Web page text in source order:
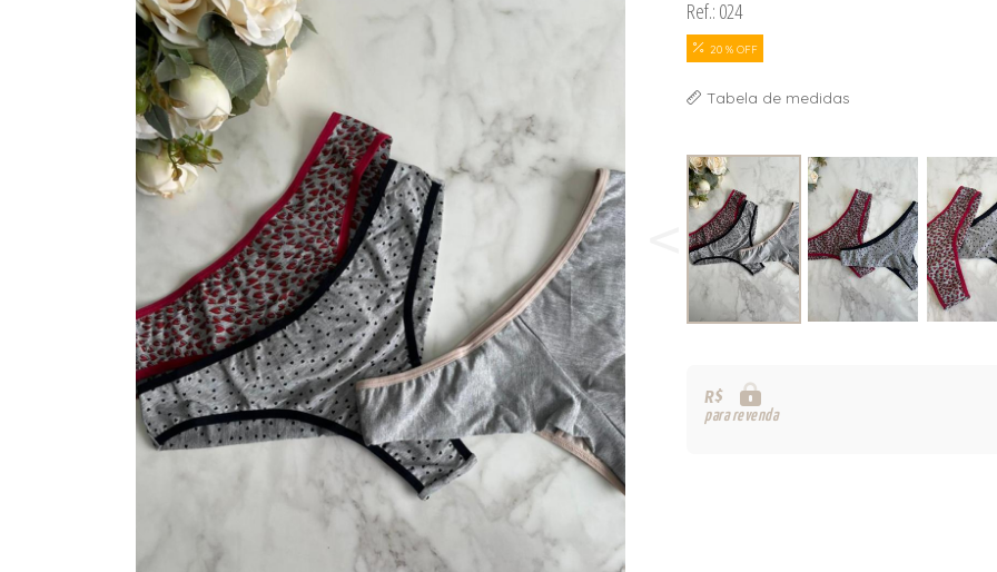
Ref.: 024
20 % OFF
Tabela de medidas
R$
para revenda